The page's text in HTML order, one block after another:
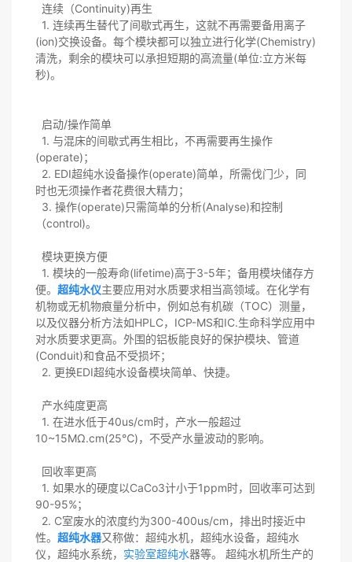
连续（Continuity)再生
1. 连续再生替代了间歇式再生，这就不再需要备用离子
(ion)交换设备。每个模块都可以独立进行化学(Chemistry)
清洗，剩余的模块可以承担短期的高流量(单位:立方米每
秒)。
启动/操作简单
1. 与混床的间歇式再生相比，不再需要再生操作
(operate)；
2. EDI超纯水设备操作(operate)简单，所需伐门少，同
时也无须操作者花费很大精力；
3. 操作(operate)只需简单的分析(Analyse)和控制
（control)。
模块更换方便
1. 模块的一般寿命(lifetime)高于3-5年；备用模块储存方
便。 超纯水仪主要应用对水质要求相当高领域。在化学有
机物或无机物痕量分析中，例如总有机碳（TOC）测量，
以及仪器分析方法如HPLC，ICP-MS和IC.生命科学应用中
对水质要求更高。外围的铝板能良好的保护模块、管道
(Conduit)和食品不受损坏；
2. 更换EDI超纯水设备模块简单、快捷。
产水纯度更高
1. 在进水低于40us/cm时，产水一般超过
10~15MΩ.cm(25℃)，不受产水量波动的影响。
回收率更高
1. 如果水的硬度以CaCo3计小于1ppm时，回收率可达到
90-95%；
2. C室废水的浓度约为300-400us/cm，排出时接近中
性。 超纯水器又称做：超纯水机，超纯水设备，超纯水
仪，超纯水系统， 实验室超纯水器等。 超纯水机所生产的